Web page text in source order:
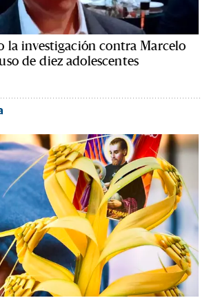
la investigación contra Marcelo
de diez adolescentes